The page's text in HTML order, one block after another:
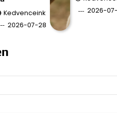
Kedvenceink
2026-07-28
2026-